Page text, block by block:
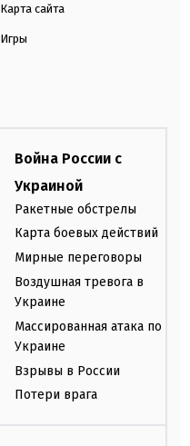
Карта сайта
Игры
Война России с
Украиной
Ракетные обстрелы
Карта боевых действий
Мирные переговоры
Воздушная тревога в
Украине
Массированная атака по
Украине
Взрывы в России
Потери врага